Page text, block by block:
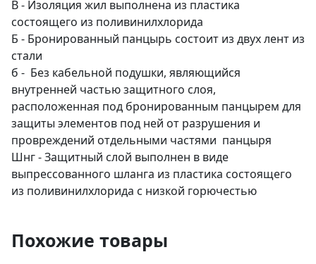
В - Изоляция жил выполнена из пластика
состоящего из поливинилхлорида
Б - Бронированный панцырь состоит из двух лент из
стали
б - Без кабельной подушки, являющийся
внутренней частью защитного слоя,
расположенная под бронированным панцырем для
защиты элементов под ней от разрушения и
провреждений отдельными частями панцыря
Шнг - Защитный слой выполнен в виде
выпрессованного шланга из пластика состоящего
из поливинилхлорида с низкой горючестью
Похожие товары